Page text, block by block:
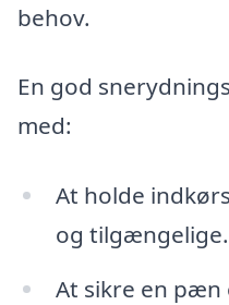
behov.
En god
med:
At holde
og tilgængelige.
At sikre en